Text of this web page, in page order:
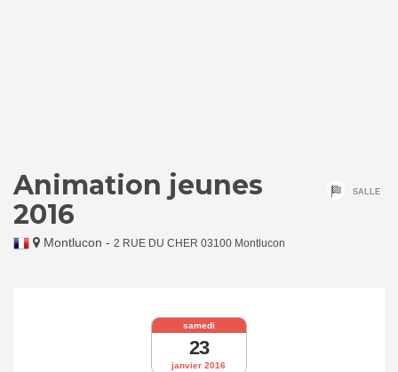
Animation jeunes
2016
Montlucon - 2 RUE DU CHER 03100 Montlucon
SALLE
janvier 2016
samedi
23